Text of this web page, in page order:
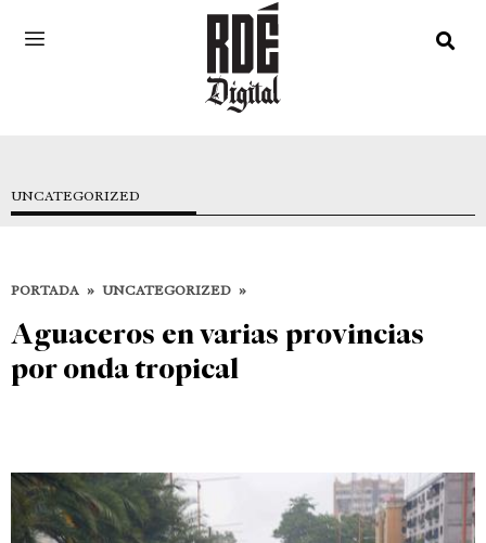
UNCATEGORIZED
PORTADA » UNCATEGORIZED »
Aguaceros en varias provincias
por onda tropical